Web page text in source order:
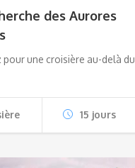
des Aurores
pour une croisière au-delà du
15 jours